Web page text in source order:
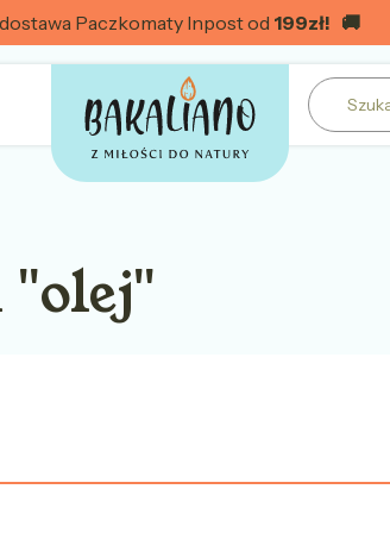
Paczkomaty Inpost od 199zł! 🚚